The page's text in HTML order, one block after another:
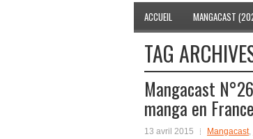
ACCUEIL MANGACAST
TAG
Mangacast
manga en
13 avril 2015 Mangacast,